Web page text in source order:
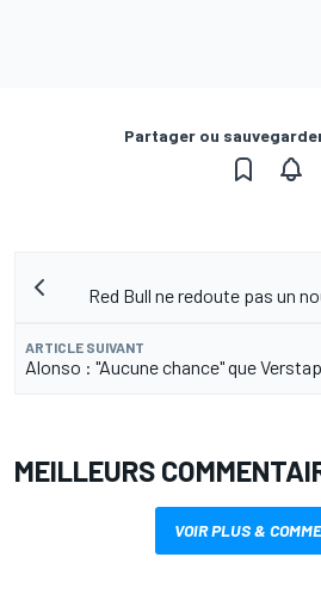
Partager ou
Red Bull ne redoute pas un
ARTICLE SUIVANT
Alonso : "Aucune chance" que
MEILLEURS
VOIR PLUS &